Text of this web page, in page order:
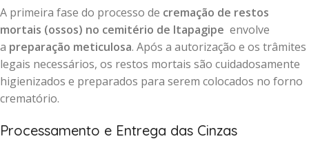
A primeira fase do processo de cremação de restos
mortais (ossos) no cemitério de Itapagipe envolve
a preparação meticulosa. Após a autorização e os trâmites
legais necessários, os restos mortais são cuidadosamente
higienizados e preparados para serem colocados no forno
crematório.
Processamento e Entrega das Cinzas